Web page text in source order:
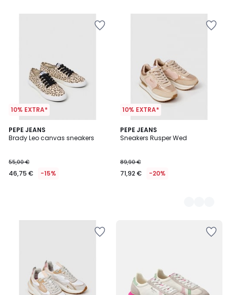
10% EXTRA*
PEPE JEANS
Brady Leo canvas sneakers
55,00 €
46,75 € -15%
10% EXTRA*
PEPE JEANS
Sneakers Rusper Wed
89,90 €
71,92 € -20%
2
Kleuren